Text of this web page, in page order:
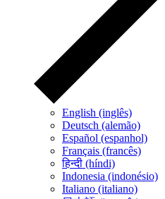
English (inglês)
Deutsch (alemão)
Español (espanhol)
Français (francês)
हिन्दी (híndi)
Indonesia (indonésio)
Italiano (italiano)